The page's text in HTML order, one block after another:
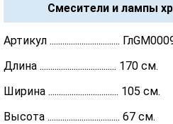
Смесители и лампы
Артикул .................................
Длина .................................... 170 см.
Ширина ................................. 105 см.
Высота .................................. 67 см.